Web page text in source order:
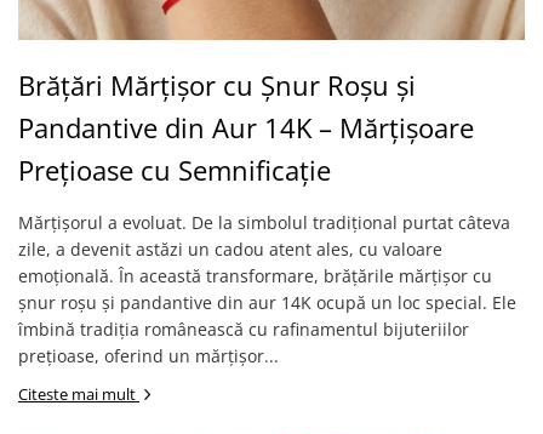
Coliere Transparente cu Cruce
Coliere Transparente cu Stea
Coliere Transparente cu Soare
Coliere Transparente cu Semilună
Coliere Transparente cu Zodii
Coliere Transparente cu Perle
Coliere Transparente cu Flori
Coliere Transparente cu Animale
Coliere Transparente cu Molecule
Coliere Transparente cu Pietre
Naturale
Coliere Transparente Diverse
Brățări din Argint cu pietre
semiprețioase
semiprețioase
LĂNȚIȘOARE ARGINT
Brățări Mărțișor cu Șnur Roșu și
Pandantive din Aur 14K – Mărțișoare
Prețioase cu Semnificație
Mărțișorul a evoluat. De la simbolul tradițional purtat câteva
zile, a devenit astăzi un cadou atent ales, cu valoare
emoțională. În această transformare, brățările mărțișor cu
șnur roșu și pandantive din aur 14K ocupă un loc special. Ele
îmbină tradiția românească cu rafinamentul bijuteriilor
prețioase, oferind un mărțișor...
Citeste mai mult